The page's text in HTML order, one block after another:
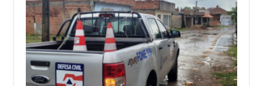
emite
alerta
de
continuidade
da
chuva
nas
próximas
24h